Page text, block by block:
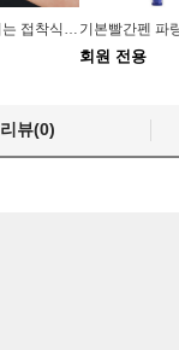
무타공후크 벽에붙이는 접착식후크 욕실용품정리
회원 전용
리뷰(0)